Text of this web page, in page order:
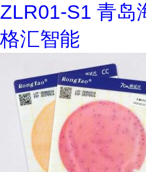
ZLR01-S1 青岛
格汇智能